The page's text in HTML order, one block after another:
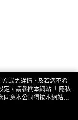
式之詳情，及若您不希
定，請參閱本網站「 隱私
同意本公司得按本網站使